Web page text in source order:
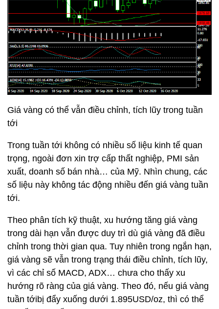
Giá vàng có thể vẫn điều chỉnh, tích lũy trong tuần
tới
Trong tuần tới không có nhiều số liệu kinh tế quan
trọng, ngoài đơn xin trợ cấp thất nghiệp, PMI sản
xuất, doanh số bán nhà… của Mỹ. Nhìn chung, các
số liệu này không tác động nhiều đến giá vàng tuần
tới.
Theo phân tích kỹ thuật, xu hướng tăng giá vàng
trong dài hạn vẫn được duy trì dù giá vàng đã điều
chỉnh trong thời gian qua. Tuy nhiên trong ngắn hạn,
giá vàng sẽ vẫn trong trạng thái điều chỉnh, tích lũy,
vì các chỉ số MACD, ADX… chưa cho thấy xu
hướng rõ ràng của giá vàng. Theo đó, nếu giá vàng
tuần tớibị đẩy xuống dưới 1.895USD/oz, thì có thể